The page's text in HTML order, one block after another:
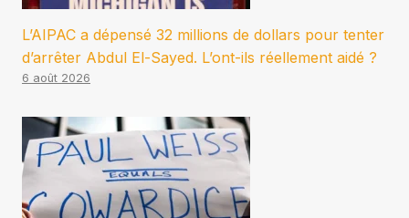
L’AIPAC a dépensé 32 millions de dollars pour tenter
d’arrêter Abdul El-Sayed. L’ont-ils réellement aidé ?
6 août 2026